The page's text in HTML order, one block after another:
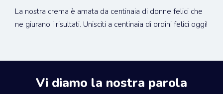
La nostra crema è amata da centinaia di donne felici che
ne giurano i risultati. Unisciti a centinaia di ordini felici oggi!
Vi diamo la nostra parola